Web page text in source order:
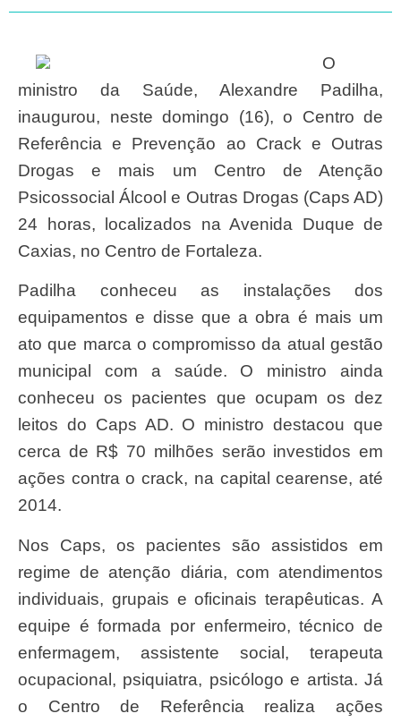
O
ministro da Saúde, Alexandre Padilha,
inaugurou, neste domingo (16), o Centro de
Referência e Prevenção ao Crack e Outras
Drogas e mais um Centro de Atenção
Psicossocial Álcool e Outras Drogas (Caps AD)
24 horas, localizados na Avenida Duque de
Caxias, no Centro de Fortaleza.
Padilha conheceu as instalações dos
equipamentos e disse que a obra é mais um
ato que marca o compromisso da atual gestão
municipal com a saúde. O ministro ainda
conheceu os pacientes que ocupam os dez
leitos do Caps AD. O ministro destacou que
cerca de R$ 70 milhões serão investidos em
ações contra o crack, na capital cearense, até
2014.
Nos Caps, os pacientes são assistidos em
regime de atenção diária, com atendimentos
individuais, grupais e oficinais terapêuticas. A
equipe é formada por enfermeiro, técnico de
enfermagem, assistente social, terapeuta
ocupacional, psiquiatra, psicólogo e artista. Já
o Centro de Referência realiza ações